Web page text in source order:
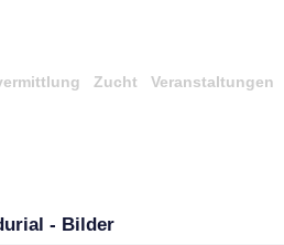
Zucht Veranstaltungen
- Bilder